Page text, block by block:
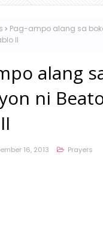
Pag-ampo alang sa
II
alang
ni
16, 2013 Prayers